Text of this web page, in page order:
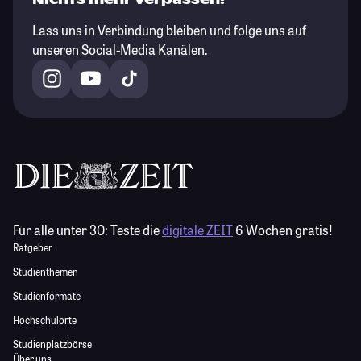
Lass uns in Verbindung bleiben und folge uns auf
unseren Social-Media Kanälen.
Für alle unter 30:Teste diedigitale ZEIT6 Wochen gratis!
Ratgeber
Studienthemen
Studienformate
Hochschulorte
Studienplatzbörse